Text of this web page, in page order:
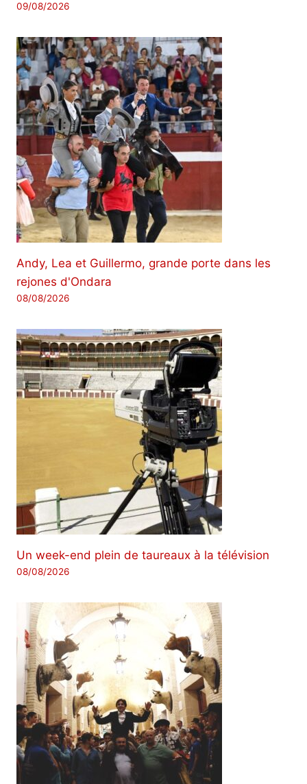
09/08/2026
Andy, Lea et Guillermo, grande porte dans les
rejones d'Ondara
08/08/2026
Un week-end plein de taureaux à la télévision
08/08/2026